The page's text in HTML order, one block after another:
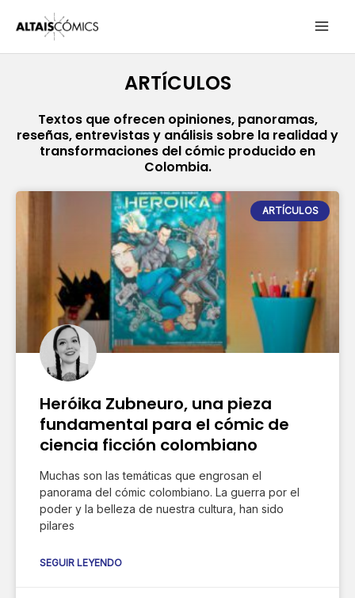
contenido
ARTÍCULOS
Textos que ofrecen opiniones, panoramas,
reseñas, entrevistas y análisis sobre la realidad y
transformaciones del cómic producido en
Colombia.
ARTÍCULOS
Heróika Zubneuro, una pieza
fundamental para el cómic de
ciencia ficción colombiano
Muchas son las temáticas que engrosan el
panorama del cómic colombiano. La guerra por el
poder y la belleza de nuestra cultura, han sido
pilares
SEGUIR LEYENDO
P
a
g
e
P
a
g
e
P
a
g
e
P
a
g
e
P
a
g
e
P